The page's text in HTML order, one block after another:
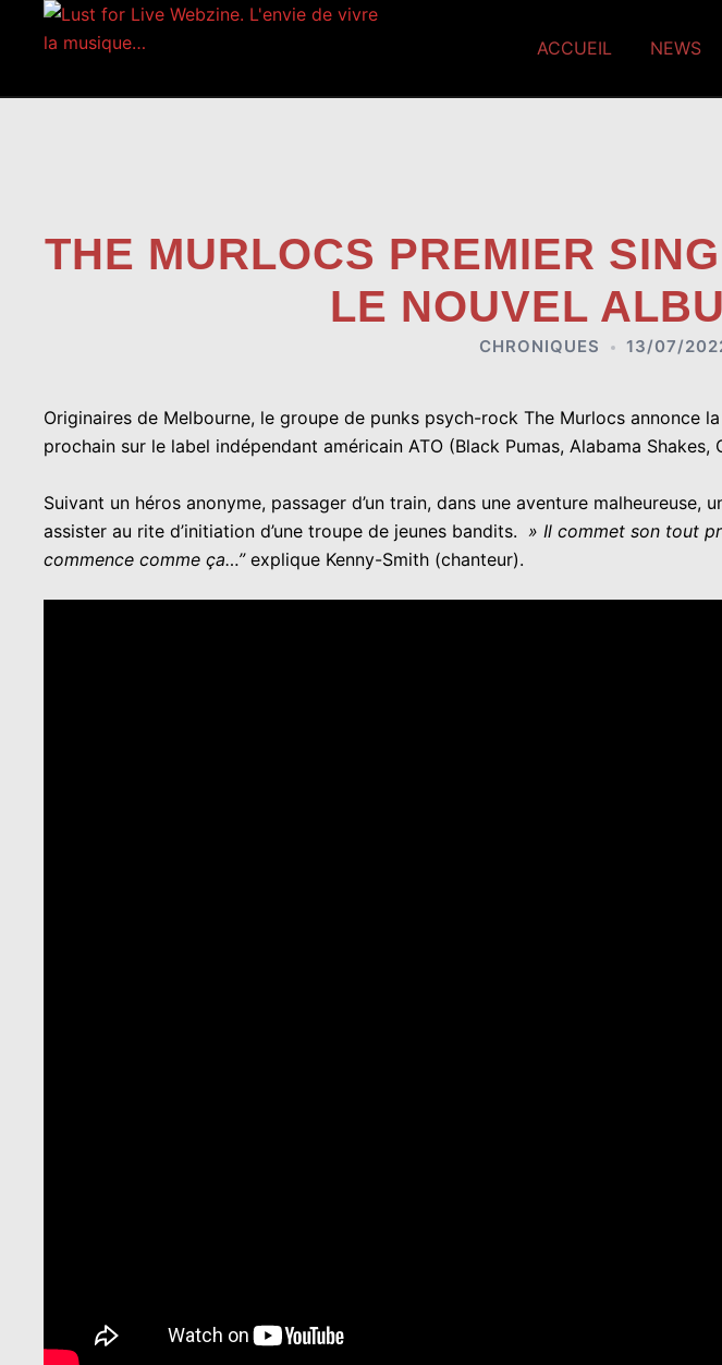
ACCUEIL NEWS
THE MURLOCS PREMIER
LE NOUVEL
CHRONIQUES 13/07/
Originaires de Melbourne, le groupe de punks psych-rock The Murlocs annonce
prochain sur le label indépendant américain ATO (Black Pumas, Alabama Shakes,
Suivant un héros anonyme, passager d’un train, dans une aventure
assister au rite d’initiation d’une troupe de jeunes bandits. » Il commet son tout
commence comme ça…”explique Kenny-Smith (chanteur).